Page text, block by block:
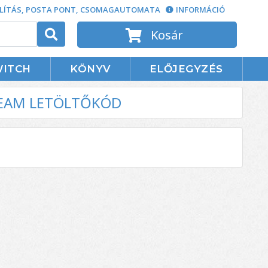
POSTA PONT, CSOMAGAUTOMATA INFORMÁCIÓ
Kosár
KÖNYV ELŐJEGYZÉS
LETÖLTŐKÓD